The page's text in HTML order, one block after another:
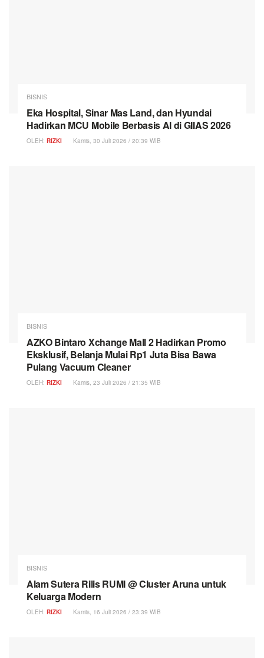
BISNIS
Eka Hospital, Sinar Mas Land, dan Hyundai
Hadirkan MCU Mobile Berbasis AI di GIIAS 2026
OLEH: RIZKI Kamis, 30 Juli 2026 / 20:39 WIB
BISNIS
AZKO Bintaro Xchange Mall 2 Hadirkan Promo
Eksklusif, Belanja Mulai Rp1 Juta Bisa Bawa
Pulang Vacuum Cleaner
OLEH: RIZKI Kamis, 23 Juli 2026 / 21:35 WIB
BISNIS
Alam Sutera Rilis RUMI @ Cluster Aruna untuk
Keluarga Modern
OLEH: RIZKI Kamis, 16 Juli 2026 / 23:39 WIB